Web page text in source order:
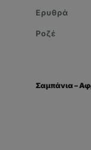
Ερυθρά
Ροζέ
Σαμπάνια –